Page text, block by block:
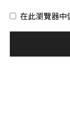
在此瀏覽器中